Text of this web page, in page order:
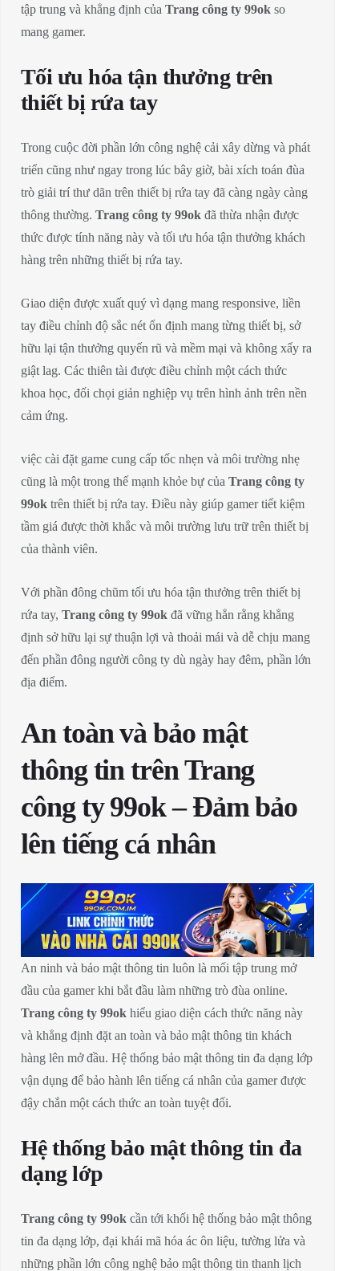
tập trung và khẳng định của Trang công ty 99ok so
mang gamer.
Tối ưu hóa tận thưởng trên
thiết bị rứa tay
Trong cuộc đời phần lớn công nghệ cải xây dừng và phát
triển cũng như ngay trong lúc bây giờ, bài xích toán đùa
trò giải trí thư dãn trên thiết bị rứa tay đã càng ngày càng
thông thường. Trang công ty 99ok đã thừa nhận được
thức được tính năng này và tối ưu hóa tận thưởng khách
hàng trên những thiết bị rứa tay.
Giao diện được xuất quý vì dạng mang responsive, liền
tay điều chỉnh độ sắc nét ổn định mang từng thiết bị, sở
hữu lại tận thưởng quyến rũ và mềm mại và không xẩy ra
giật lag. Các thiên tài được điều chỉnh một cách thức
khoa học, đối chọi giản nghiệp vụ trên hình ảnh trên nền
cảm ứng.
việc cài đặt game cung cấp tốc nhẹn và môi trường nhẹ
cũng là một trong thế mạnh khỏe bự của Trang công ty
99ok trên thiết bị rứa tay. Điều này giúp gamer tiết kiệm
tầm giá được thời khắc và môi trường lưu trữ trên thiết bị
của thành viên.
Với phần đông chũm tối ưu hóa tận thưởng trên thiết bị
rứa tay, Trang công ty 99ok đã vững hẳn rằng khẳng
định sở hữu lại sự thuận lợi và thoải mái và dễ chịu mang
đến phần đông người công ty dù ngày hay đêm, phần lớn
địa điểm.
An toàn và bảo mật
thông tin trên Trang
công ty 99ok – Đảm bảo
lên tiếng cá nhân
An ninh và bảo mật thông tin luôn là mối tập trung mở
đầu của gamer khi bắt đầu làm những trò đùa online.
Trang công ty 99ok hiểu giao diện cách thức năng này
và khẳng định đặt an toàn và bảo mật thông tin khách
hàng lên mở đầu. Hệ thống bảo mật thông tin đa dạng lớp
vận dụng để bảo hành lên tiếng cá nhân của gamer được
đậy chắn một cách thức an toàn tuyệt đối.
Hệ thống bảo mật thông tin đa
dạng lớp
Trang công ty 99ok cần tới khối hệ thống bảo mật thông
tin đa dạng lớp, đại khái mã hóa ác ôn liệu, tường lửa và
những phần lớn công nghệ bảo mật thông tin thanh lịch